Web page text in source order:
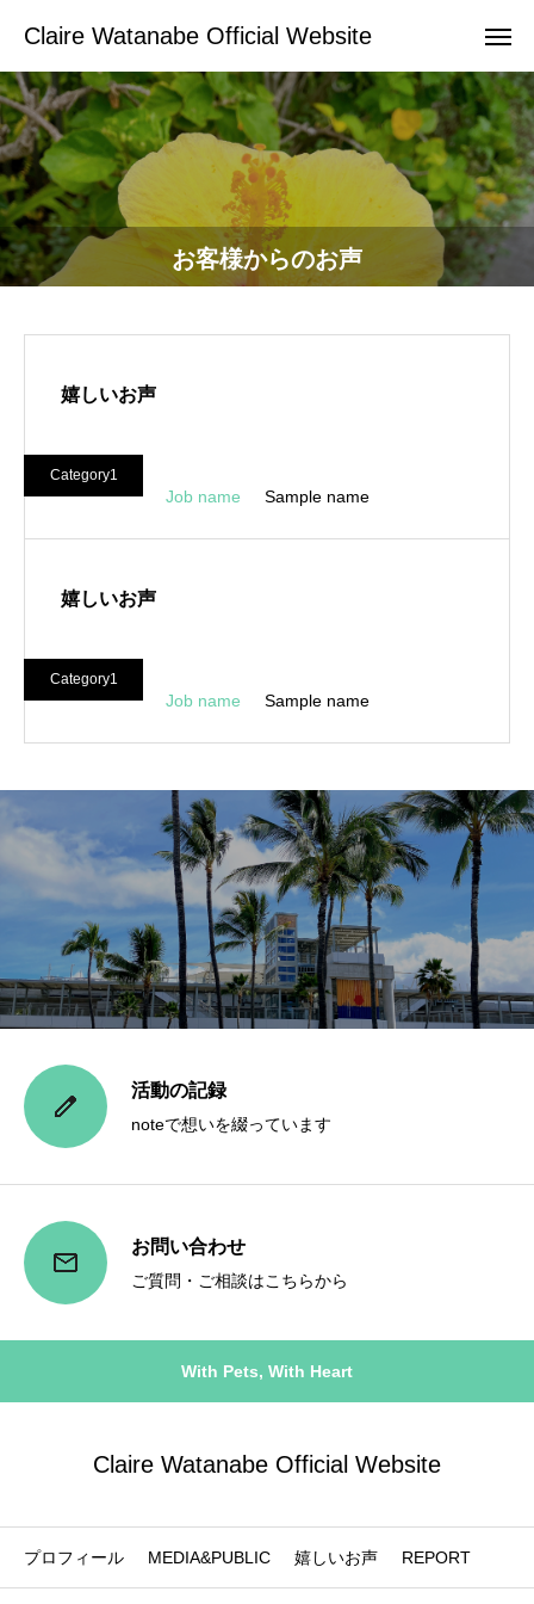
Claire Watanabe Official Website
お客様からのお声
嬉しいお声
Job name Sample name
Category1
嬉しいお声
Job name Sample name
Category1
活動の記録
noteで想いを綴っています
お問い合わせ
ご質問・ご相談はこちらから
With Pets, With Heart
Claire Watanabe Official Website
プロフィール MEDIA&PUBLIC 嬉しいお声 REPORT